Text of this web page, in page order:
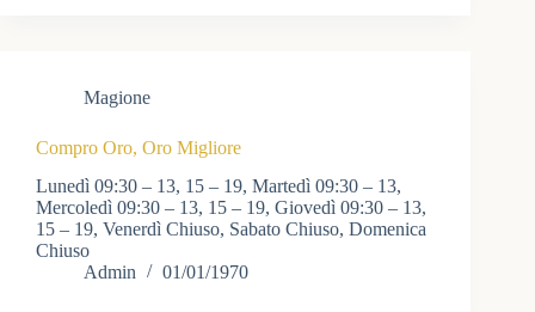
Magione
Compro Oro, Oro Migliore
Lunedì 09:30 – 13, 15 – 19, Martedì 09:30 – 13,
Mercoledì 09:30 – 13, 15 – 19, Giovedì 09:30 – 13,
15 – 19, Venerdì Chiuso, Sabato Chiuso, Domenica
Chiuso
Admin
01/01/1970